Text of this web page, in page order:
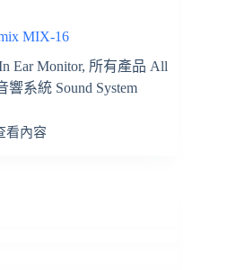
MIX-16
Ear Monitor, 所有產品 All
響系統 Sound System
看內容